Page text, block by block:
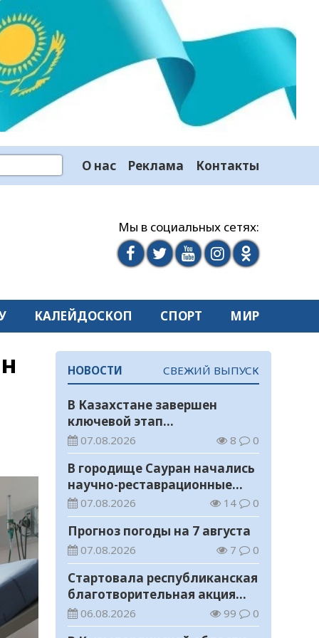
О нас Реклама Контакты
Мы в социальных сетях:
КАЛЕЙДОСКОП СПОРТ МИР
НОВОСТИ СВЕЖИЙ ВЫПУСК
В Казахстане завершен
ключевой этап
строительства
Транскаспийской волоконно-
оптической линии связи
07.08.2026 8 0
В городище Сауран начались
научно-реставрационные
работы
07.08.2026 14 0
Прогноз погоды на 7 августа
07.08.2026 7 0
Стартовала республиканская
благотворительная акция
«Дорога в школу»
06.08.2026 99 0